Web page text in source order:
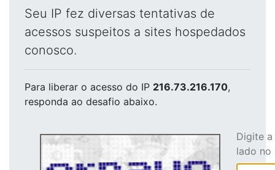
Seu IP fez diversas tentativas de
acessos suspeitos a sites hospedados
conosco.
Para liberar o acesso do IP 216.73.216.170,
responda ao desafio abaixo.
Digite
lado no